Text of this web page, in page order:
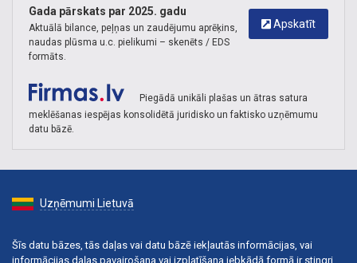
Apskatīt
Gada pārskats par 2025. gadu
Aktuālā bilance, peļņas un zaudējumu aprēķins,
naudas plūsma u.c. pielikumi – skenēts / EDS
formāts.
Piegādā unikāli plašas un ātras satura
meklēšanas iespējas konsolidētā juridisko un faktisko uzņēmumu
datu bāzē.
Uzņēmumi Lietuvā
Šīs datu bāzes, tās daļas vai datu bāzē iekļautās informācijas, vai
informācijas daļas pavairošana vai izplatīšana jebkādā formā ir stingri